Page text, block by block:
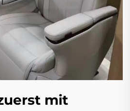
mit